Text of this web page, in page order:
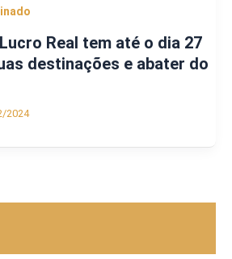
Real tem até o dia 27
destinações e abater do
2024